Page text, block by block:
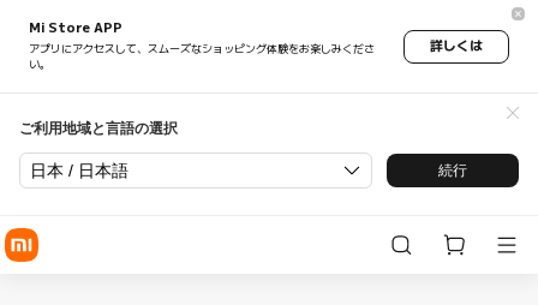
Mi Store APP
アプリにアクセスして、スムーズなショッピング体験をお楽しみくださ
い。
詳しくは
ご利用地域と言語の選択
日本 / 日本語 続行